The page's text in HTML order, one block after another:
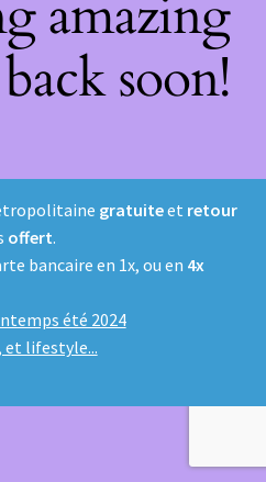
gratuiteet retour
offert.
bancaire en 1x, ou en 4x
été 2024
et lifestyle...
amazing
soon!